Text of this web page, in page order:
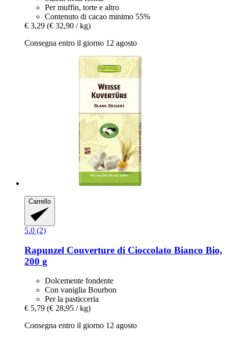
Per muffin, torte e altro
Contenuto di cacao minimo 55%
€ 3,29 (€ 32,90 / kg)
Consegna entro il giorno 12 agosto
Carrello
5.0 (2)
Rapunzel Couverture di Cioccolato Bianco Bio,
200 g
Dolcemente fondente
Con vaniglia Bourbon
Per la pasticceria
€ 5,79 (€ 28,95 / kg)
Consegna entro il giorno 12 agosto